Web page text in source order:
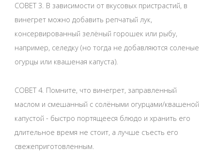
СОВЕТ 3. В зависимости от вкусовых пристрастий, в
винегрет можно добавить репчатый лук,
консервированный зелёный горошек или рыбу,
например, селедку (но тогда не добавляются соленые
огурцы или квашеная капуста).
СОВЕТ 4. Помните, что винегрет, заправленный
маслом и смешанный с солёными огурцами/квашеной
капустой - быстро портящееся блюдо и хранить его
длительное время не стоит, а лучше съесть его
свежеприготовленным.